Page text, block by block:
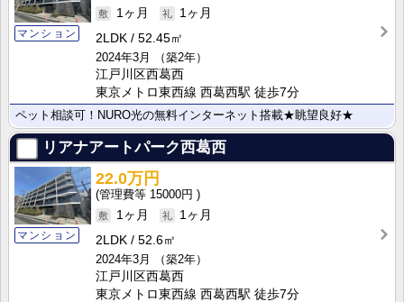
マンション
1ヶ月
1ヶ月
2LDK
52.45㎡
2024年3月
（築2年）
江戸川区西葛西
東京メトロ東西線 西葛西駅 徒歩7分
ペット相談可！NURO光の無料インターネット搭載★眺望良好★
リアナアートパーク西葛西
マンション
22.0万円
15000円
1ヶ月
1ヶ月
2LDK
52.6㎡
2024年3月
（築2年）
江戸川区西葛西
東京メトロ東西線 西葛西駅 徒歩7分